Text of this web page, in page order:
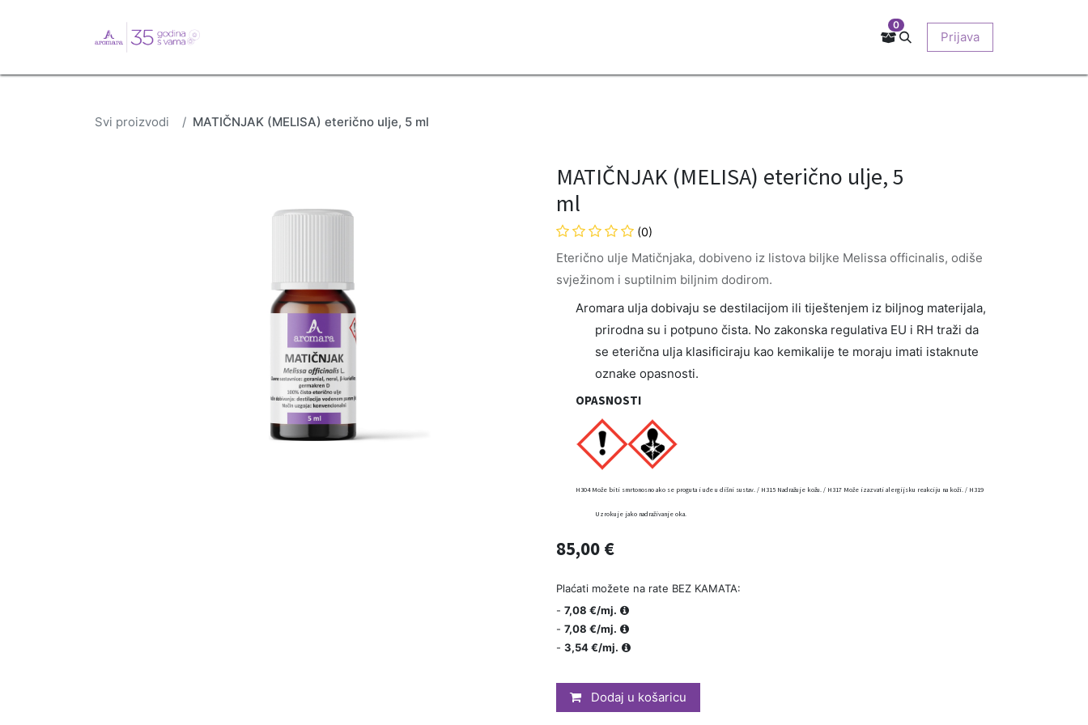
Prodajna mjesta EU-projekti
0
Prijava
Svi proizvodi MATIČNJAK (MELISA) eterično ulje, 5 ml
MATIČNJAK (MELISA) eterično ulje, 5
ml
(0)
Eterično ulje Matičnjaka, dobiveno iz listova biljke Melissa officinalis, odiše
svježinom i suptilnim biljnim dodirom.
Aromara ulja dobivaju se destilacijom ili tiještenjem iz biljnog materijala,
prirodna su i potpuno čista. No zakonska regulativa EU i RH traži da
se eterična ulja klasificiraju kao kemikalije te moraju imati istaknute
oznake opasnosti.
OPASNOSTI
H304 Može biti smrtonosno ako se proguta i uđe u dišni sustav. / H315 Nadražuje kožu. / H317 Može izazvati alergijsku reakciju na koži. / H319
Uzrokuje jako nadraživanje oka.
85,00 €
Plaćati možete na rate BEZ KAMATA:
- 7,08 €/mj.
- 7,08 €/mj.
- 3,54 €/mj.
Dodaj u košaricu